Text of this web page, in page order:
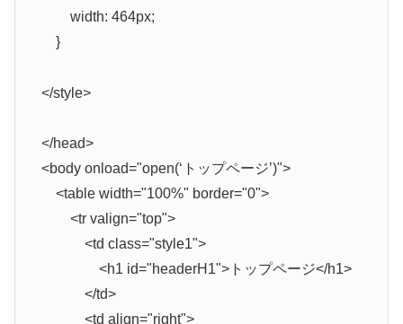
width: 464px;
}
</style>
</head>
<body onload="open(‘トップページ’)">
<table width="100%" border="0">
<tr valign="top">
<td class="style1">
<h1 id="headerH1">トップページ</h1>
</td>
<td align="right">